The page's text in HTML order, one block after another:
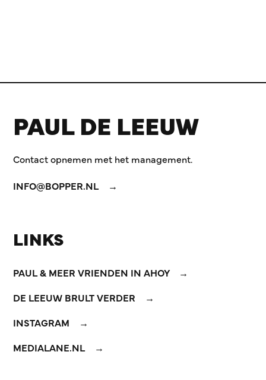
PAUL DE LEEUW
Contact opnemen met het management.
INFO@BOPPER.NL
LINKS
PAUL & MEER VRIENDEN IN AHOY
DE LEEUW BRULT VERDER
INSTAGRAM
MEDIALANE.NL